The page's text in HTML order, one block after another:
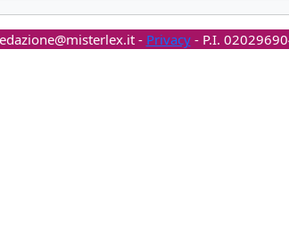
- Privacy- P.I.